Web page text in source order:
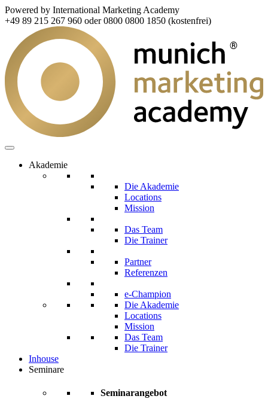
Powered by International Marketing Academy
+49 89 215 267 960 oder 0800 0800 1850 (kostenfrei)
Akademie
Die Akademie
Locations
Mission
Das Team
Die Trainer
Partner
Referenzen
e-Champion
Die Akademie
Locations
Mission
Das Team
Die Trainer
Inhouse
Seminare
Seminarangebot